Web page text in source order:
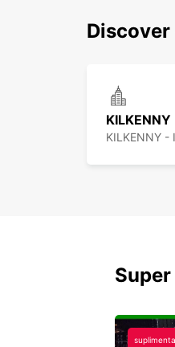
KILKENNY
KILKENNY -